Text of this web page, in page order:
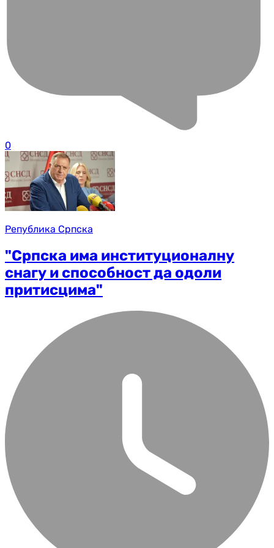
0
Република Српска
"Српска има институционалну
снагу и способност да одоли
притисцима"